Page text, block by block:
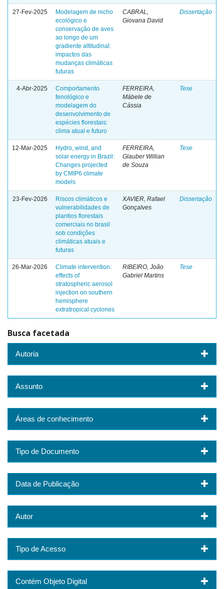
27-Fev-2025
Modelagem de nicho
ecológico e
conservação de aves
ao longo de um
gradiente altitudinal:
impactos das
mudanças climáticas
futuras
CABRAL,
Giovana David
Dissertação
4-Abr-2025
Comportamento
fenológico e
modelagem do
desenvolvimento de
espécies florestais:
clima atual e futuro
FERREIRA,
Mábele de
Cássia
Tese
12-Mar-2025
Hydro, wind, and
solar energy in Brazil:
Changes projected
by CMIP6 climate
models
FERREIRA,
Glauber Willian
de Souza
Tese
23-Fev-2026
Riscos climáticos e
vulnerabilidades de
plantios florestais
comerciais no brasil
sob condições
climáticas atuais e
futuras
XAVIER, Rafael
Gonçalves
Dissertação
26-Mar-2026
Climate intervention:
effects of
stratospheric aerosol
injection on southern
hemisphere
extratropical cyclones
RIBEIRO, João
Gabriel Martins
Tese
Busca facetada
Autoria
Assunto
Áreas de conhecimento
Tipo de Documento
Data de Publicação
Autor
Tipo de Acesso
Contém Objeto Digital